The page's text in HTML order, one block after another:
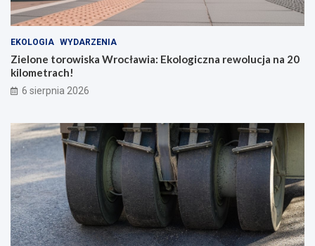
EKOLOGIA WYDARZENIA
Zielone torowiska Wrocławia: Ekologiczna rewolucja na 20
kilometrach!
6 sierpnia 2026